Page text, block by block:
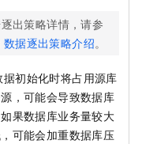
出策略详情，请参
数据逐出策略介绍。
初始化时将占用源库
，可能会导致数据库
果数据库业务量较大
可能会加重数据库压